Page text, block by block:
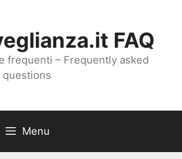
FAQ
frequenti – Frequently asked
questions
Menu